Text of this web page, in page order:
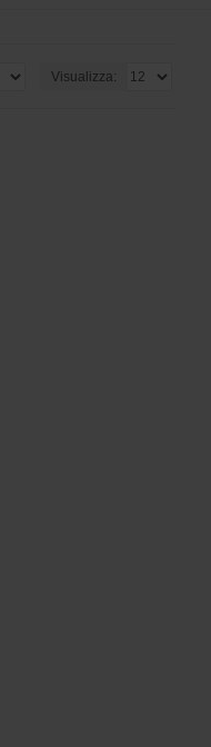
Visualizza: